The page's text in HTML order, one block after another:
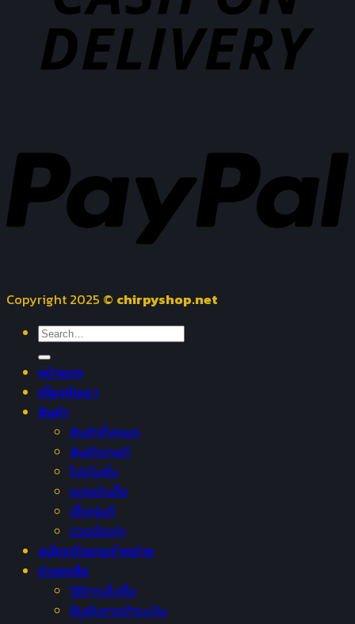
Copyright 2025 © chirpyshop.net
Search
for:
หน้าแรก
เกี่ยวกับเรา
สินค้า
สินค้าทั้งหมด
สินค้าขายดี
โปรโมชั่น
ชุดหน้าเด็ก
เซ็ตหุ่นดี
ปวดข้อเข่า
สมัครตัวแทนจำหน่าย
ช่วยเหลือ
วิธีการสั่งซื้อ
ยืนยันการชำระเงิน